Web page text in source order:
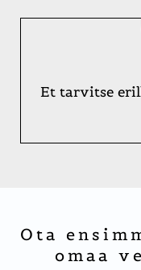
Et tarvitse
Ota
omaa